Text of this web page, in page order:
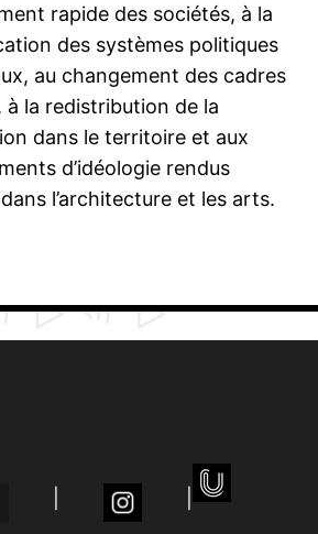
rapide des sociétés, à la
des systèmes politiques
au changement des cadres
à la redistribution de la
dans le territoire et aux
d’idéologie rendus
l’architecture et les arts.